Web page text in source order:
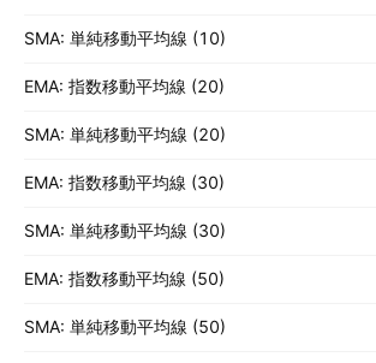
SMA: 単純移動平均線 (10)
EMA: 指数移動平均線 (20)
SMA: 単純移動平均線 (20)
EMA: 指数移動平均線 (30)
SMA: 単純移動平均線 (30)
EMA: 指数移動平均線 (50)
SMA: 単純移動平均線 (50)